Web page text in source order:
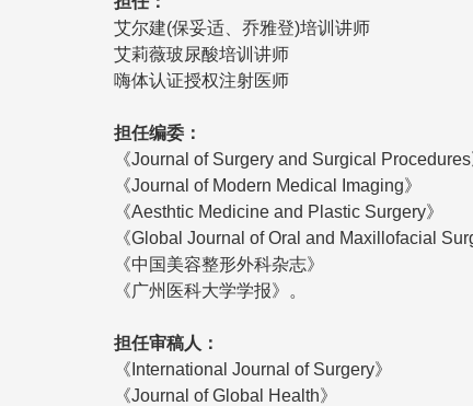
艾尔建(保妥适、乔雅登)培训讲师
艾莉薇玻尿酸培训讲师
嗨体认证授权注射医师
担任编委：
《Journal of Surgery and Surgical Procedures
《Journal of Modern Medical Imaging》
《Aesthtic Medicine and Plastic Surgery》
《Global Journal of Oral and Maxillofacial
《中国美容整形外科杂志》
《广州医科大学学报》。
担任审稿人：
《International Journal of Surgery
《Journal of Global Health》